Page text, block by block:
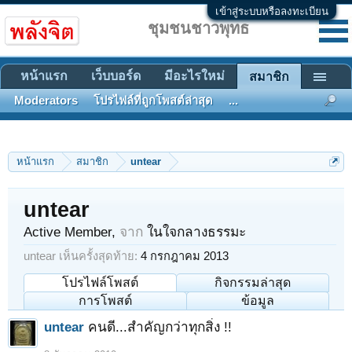
เข้าสู่ระบบหรือลงทะเบียน
หน้าแรก สมาชิก untear
untear
Active Member, จาก ในใจกลางธรรมะ
untear เห็นครั้งสุดท้าย: 4 กรกฎาคม 2013
โปรไฟล์โพสต์
กิจกรรมล่าสุด
การโพสต์
ข้อมูล
untear คนดี...สำคัญกว่าทุกสิ่ง !!
ชุมชนชาวพุทธ
หน้าแรก เว็บบอร์ด มีอะไรใหม่ สมาชิก
Moderators โปรไฟล์ที่ถูกโพสต์ล่าสุด ...